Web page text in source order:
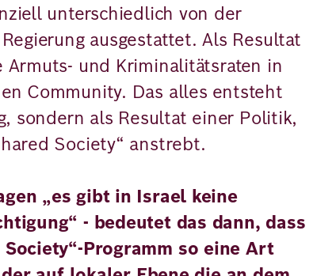
unterschiedlich von der
ausgestattet. Als Resultat
Armuts- und Kriminalitätsraten in
Community. Das alles entsteht
sondern als Resultat einer Politik,
Society“ anstrebt.
„es gibt in Israel keine
- bedeutet das dann, dass
Society“-Programm so eine Art